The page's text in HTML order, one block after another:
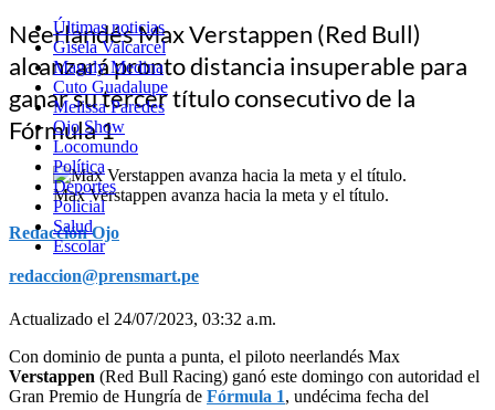
Últimas noticias
Gisela Valcarcel
Magaly Medina
Cuto Guadalupe
Melissa Paredes
Ojo Show
Locomundo
Política
Deportes
Policial
Salud
Escolar
Neerlandés Max Verstappen (Red Bull)
alcanzará pronto distancia insuperable para
ganar su tercer título consecutivo de la
Fórmula 1
Max Verstappen avanza hacia la meta y el título.
Redacción Ojo
redaccion@prensmart.pe
Actualizado el 24/07/2023, 03:32 a.m.
Con dominio de punta a punta, el piloto neerlandés Max
Verstappen (Red Bull Racing) ganó este domingo con autoridad el
Gran Premio de Hungría de Fórmula 1, undécima fecha del